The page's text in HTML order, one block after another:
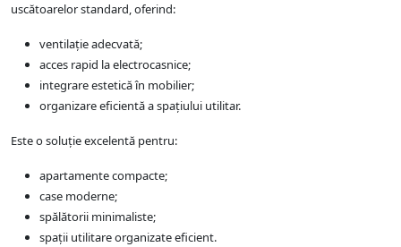
uscătoarelor standard, oferind:
ventilație adecvată;
acces rapid la electrocasnice;
integrare estetică în mobilier;
organizare eficientă a spațiului utilitar.
Este o soluție excelentă pentru:
apartamente compacte;
case moderne;
spălătorii minimaliste;
spații utilitare organizate eficient.